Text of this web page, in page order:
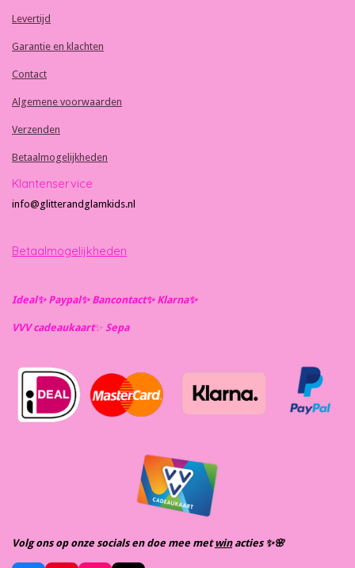
Levertijd
Garantie en klachten
Contact
Algemene voorwaarden
Verzenden
Betaalmogelijkheden
Klantenservice
info@glitterandglamkids.nl
Betaalmogelijkheden
Ideal✨️ Paypal✨️ Bancontact✨️ Klarna✨️
VVV cadeaukaart✨️ Sepa
Volg ons op onze socials en doe mee metwinacties ✨️🌸